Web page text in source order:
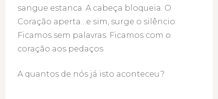
sangue estanca. A cabeça bloqueia. O
Coração aperta…e sim, surge o silêncio.
Ficamos sem palavras. Ficamos com o
coração aos pedaços.
A quantos de nós já isto aconteceu?